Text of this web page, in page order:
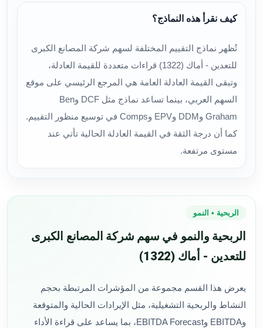
كيف نقرأ هذه النماذج؟
تُظهر نماذج التقييم المختلفة لسهم شركة المصانع الكبرى
للتعدين - أماك (1322) قراءات متعددة للقيمة العادلة،
وتبقى القيمة العادلة العامة هي المرجع الرئيسي على موقع
السهم العربي، بينما تساعد نماذج مثل DCF وBen
Graham وDDM وEPV وComps في توسيع منظور التقييم.
كما أن درجة الثقة في القيمة العادلة الحالية تأتي عند
مستوى مرتفعة.
الربحية • النمو
الربحية والنمو في سهم شركة المصانع الكبرى
للتعدين - أماك (1322)
يعرض هذا القسم مجموعة من المؤشرات المرتبطة بحجم
النشاط والربحية التشغيلية، مثل الإيرادات الحالية والمتوقعة
وEBITDA وEBITDA Forecast، بما يساعد على قراءة الأداء